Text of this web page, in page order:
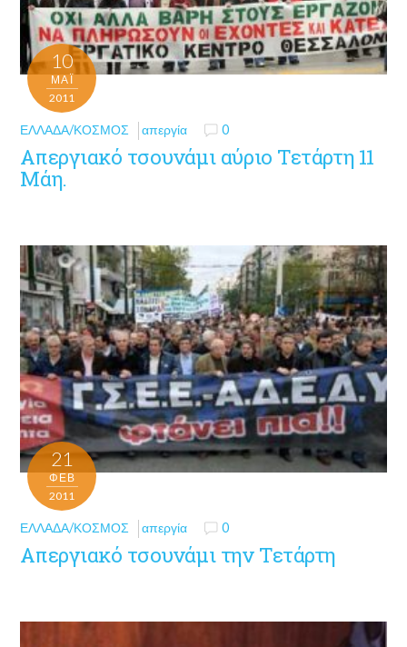
10
ΜΑΪ́
2011
ΕΛΛΆΔΑ/ΚΌΣΜΟΣ απεργία 0
Απεργιακό τσουνάμι αύριο Τετάρτη 11
Μάη.
21
ΦΕΒ
2011
ΕΛΛΆΔΑ/ΚΌΣΜΟΣ απεργία 0
Απεργιακό τσουνάμι την Τετάρτη